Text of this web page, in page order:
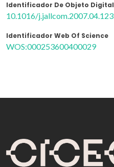
Identificador De Objeto Digital
10.1016/j.jallcom.2007.04.123
Identificador Web Of Science
WOS:000253600400029